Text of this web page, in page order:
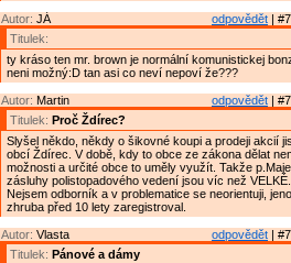
odpovědět |
Autor: JÁ
Titulek:
ty kráso ten mr. brown je normální komunistickej
neni možný:D tan asi co neví nepoví že???
odpovědět |
Autor: Martin
Titulek: Proč Ždírec?
Slyšel někdo, někdy o šikovné koupi a prodeji akcií
obcí Ždírec. V době, kdy to obce ze zákona dělat
možnosti a určité obce to uměly využít. Takže
zásluhy polistopadového vedení jsou víc než VELKÉ.
Nejsem odborník a v problematice se neorientuji,
zhruba před 10 lety zaregistroval.
odpovědět |
Autor: Vlasta
Titulek: Pánové a dámy